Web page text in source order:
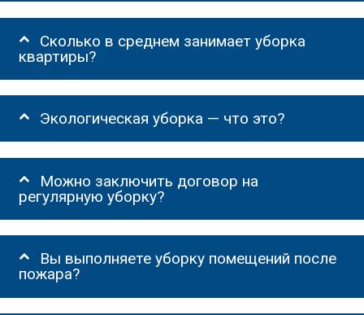
Сколько в среднем занимает уборка
квартиры?
Экологическая уборка — что это?
Можно заключить договор на
регулярную уборку?
Вы выполняете уборку помещений после
пожара?